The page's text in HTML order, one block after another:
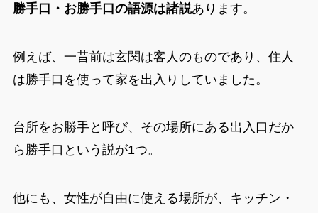
勝手口・お勝手口の語源は諸説あります。
例えば、一昔前は玄関は客人のものであり、住人
は勝手口を使って家を出入りしていました。
台所をお勝手と呼び、その場所にある出入口だか
ら勝手口という説が1つ。
他にも、女性が自由に使える場所が、キッチン・